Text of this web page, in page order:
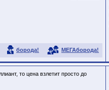
борода! МЕГАборода!
то цена взлетит просто до